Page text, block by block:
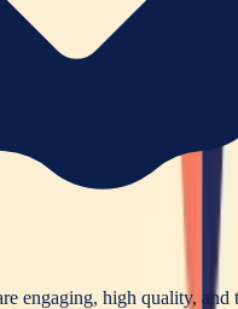
engaging, high quality,